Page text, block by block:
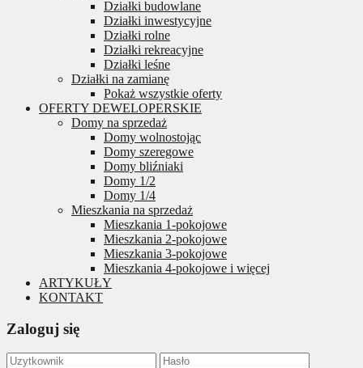
Działki budowlane
Działki inwestycyjne
Działki rolne
Działki rekreacyjne
Działki leśne
Działki na zamianę
Pokaż wszystkie oferty
OFERTY DEWELOPERSKIE
Domy na sprzedaż
Domy wolnostojąc
Domy szeregowe
Domy bliźniaki
Domy 1/2
Domy 1/4
Mieszkania na sprzedaż
Mieszkania 1-pokojowe
Mieszkania 2-pokojowe
Mieszkania 3-pokojowe
Mieszkania 4-pokojowe i więcej
ARTYKUŁY
KONTAKT
Zaloguj się